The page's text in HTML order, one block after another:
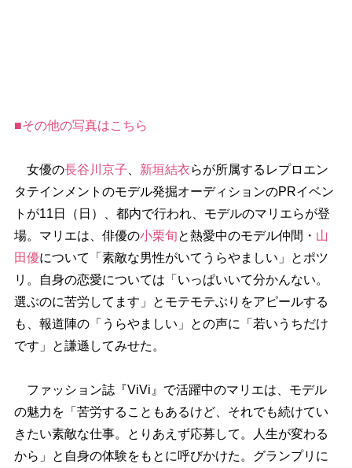
■その他の写真はこちら
女優の長谷川京子 新垣結衣らが所属するレプロエン
タテインメントのモデル発掘オーディションのPRイベン
トが11日（日）、都内で行われ、モデルのマリエらが登
場。マリエは、俳優の小栗旬と熱愛中のモデル仲間・ 山
田優について「素敵な男性がいてうらやましい」とポツ
リ。自身の恋愛については「いっぱいいて分かんない。
選ぶのに苦労してます」とモテモテぶりをアピールする
も、報道陣の「うらやましい」との声に「若いうちだけ
です」と謙遜してみせた。
ファッション誌『ViVi』で活躍中のマリエは、モデル
の魅力を「苦労することもあるけど、それでも続けてい
きたい素敵な仕事。とりあえず応募して。人生が変わる
から」と自身の体験をもとに呼びかけた。グランプリに